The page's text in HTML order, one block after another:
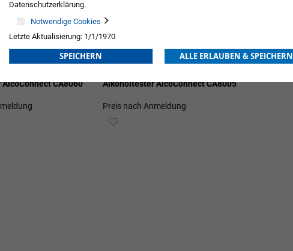
CA8060 Alkoholtester AlcoConnect CA8005
Preis nach Anmeldung
ZUR
Datenschutzerklärung.
Notwendige Cookies
Letzte Aktualisierung: 1/1/1970
SPEICHERN ALLE ERLAUBEN & SPEICHERN